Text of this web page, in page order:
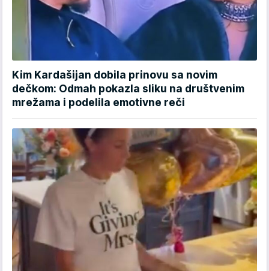
Kim Kardašijan dobila prinovu sa novim
dečkom: Odmah pokazla sliku na društvenim
mrežama i podelila emotivne reči